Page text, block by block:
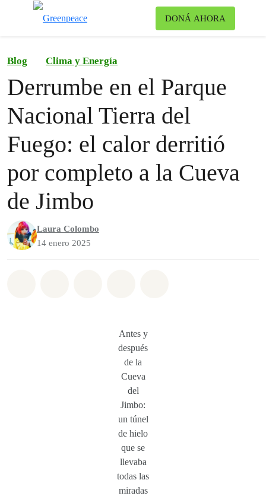
DONÁ AHORA
Blog Clima y Energía
Derrumbe en el Parque
Nacional Tierra del
Fuego: el calor derritió
por completo a la Cueva
de Jimbo
Laura Colombo
14 enero 2025
Antes y
después
de la
Cueva
del
Jimbo:
un túnel
de hielo
que se
llevaba
todas las
miradas